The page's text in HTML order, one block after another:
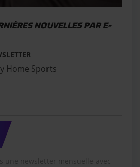
NOUVELLES PAR E-
Home Sports
une newsletter mensuelle avec